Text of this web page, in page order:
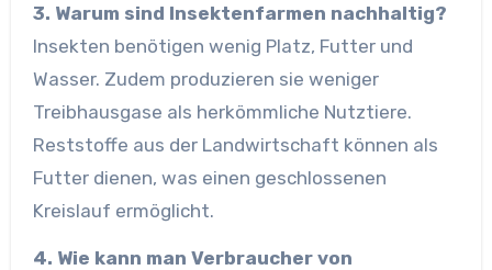
3. Warum sind Insektenfarmen nachhaltig?
Insekten benötigen wenig Platz, Futter und
Wasser. Zudem produzieren sie weniger
Treibhausgase als herkömmliche Nutztiere.
Reststoffe aus der Landwirtschaft können als
Futter dienen, was einen geschlossenen
Kreislauf ermöglicht.
4. Wie kann man Verbraucher von